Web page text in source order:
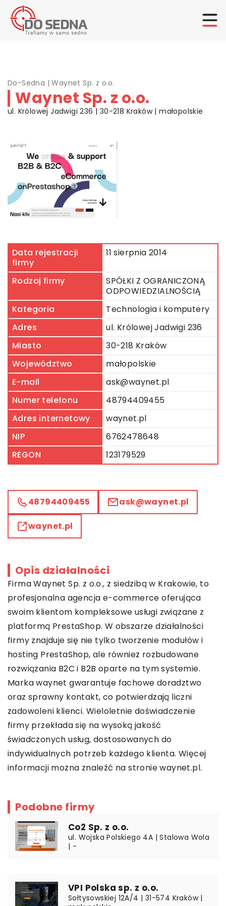
Do-Sedna |Waynet Sp. z o.o.
Waynet Sp. z o.o.
ul. Królowej Jadwigi 236 | 30-218 Kraków | małopolskie
Data rejestracji
firmy
11 sierpnia 2014
Rodzaj firmy
SPÓŁKI Z OGRANICZONĄ
ODPOWIEDZIALNOŚCIĄ
Kategoria
Technologia i komputery
Adres
ul. Królowej Jadwigi 236
Miasto
30-218 Kraków
Województwo
małopolskie
E-mail
ask@waynet.pl
Numer telefonu
48794409455
Adres internetowy
waynet.pl
NIP
6762478648
REGON
123179529
48794409455 ask@waynet.pl
waynet.pl
Opis działalności
FirmaWaynet Sp. z o.o., z siedzibą w Krakowie, to
profesjonalna agencja e-commerce oferująca
swoim klientom kompleksowe usługi związane z
platformą PrestaShop. W obszarze działalności
firmy znajduje się nie tylko tworzenie modułów i
hosting PrestaShop, ale również rozbudowane
rozwiązania B2C i B2B oparte na tym systemie.
Marka waynet gwarantuje fachowe doradztwo
oraz sprawny kontakt, co potwierdzają liczni
zadowoleni klienci. Wieloletnie doświadczenie
firmy przekłada się na wysoką jakość
świadczonych usług, dostosowanych do
indywidualnych potrzeb każdego klienta. Więcej
informacji można znaleźć na stronie waynet.pl.
Podobne firmy
Co2 Sp. z o.o.
ul. Wojska Polskiego 4A | Stalowa Wola
| -
VPI Polska sp. z o.o.
Sołtysowskiej 12A/4 | 31-574 Kraków |